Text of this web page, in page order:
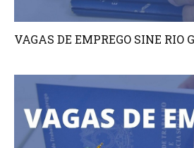
VAGAS DE EMPREGO SINE RIO